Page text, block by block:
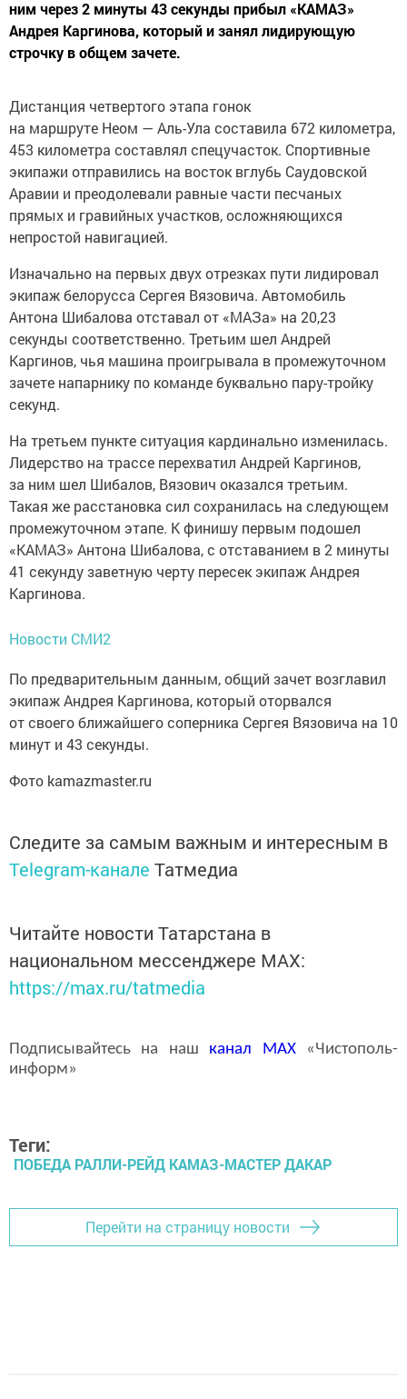
ним через 2 минуты 43 секунды прибыл «КАМАЗ»
Андрея Каргинова, который и занял лидирующую
строчку в общем зачете.
Дистанция четвертого этапа гонок
на маршруте Неом — Аль-Ула составила 672 километра,
453 километра составлял спецучасток. Спортивные
экипажи отправились на восток вглубь Саудовской
Аравии и преодолевали равные части песчаных
прямых и гравийных участков, осложняющихся
непростой навигацией.
Изначально на первых двух отрезках пути лидировал
экипаж белорусса Сергея Вязовича. Автомобиль
Антона Шибалова отставал от «МАЗа» на 20,23
секунды соответственно. Третьим шел Андрей
Каргинов, чья машина проигрывала в промежуточном
зачете напарнику по команде буквально пару-тройку
секунд.
На третьем пункте ситуация кардинально изменилась.
Лидерство на трассе перехватил Андрей Каргинов,
за ним шел Шибалов, Вязович оказался третьим.
Такая же расстановка сил сохранилась на следующем
промежуточном этапе. К финишу первым подошел
«КАМАЗ» Антона Шибалова, с отставанием в 2 минуты
41 секунду заветную черту пересек экипаж Андрея
Каргинова.
Новости СМИ2
По предварительным данным, общий зачет возглавил
экипаж Андрея Каргинова, который оторвался
от своего ближайшего соперника Сергея Вязовича на 10
минут и 43 секунды.
Фото kamazmaster.ru
Следите за самым важным и интересным в
Telegram-канале Татмедиа
Читайте новости Татарстана в
национальном мессенджере MАХ:
https://max.ru/tatmedia
Подписывайтесь на наш канал MAX«Чистополь-
информ»
Теги:
ПОБЕДА РАЛЛИ-РЕЙД КАМАЗ-МАСТЕР ДАКАР
Перейти на страницу новости